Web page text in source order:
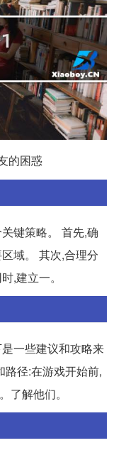
的困惑
键策略。 首先,确
域。 其次,合理分
,建立一。
一些建议和攻略来
路径:在游戏开始前,
了解他们。